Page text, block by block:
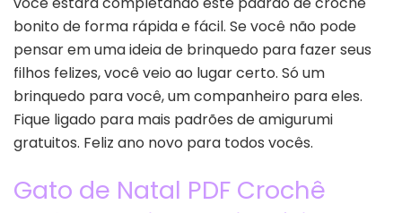
bonito de forma rápida e fácil. Se você não pode
pensar em uma ideia de brinquedo para fazer seus
filhos felizes, você veio ao lugar certo. Só um
brinquedo para você, um companheiro para eles.
Fique ligado para mais padrões de amigurumi
gratuitos. Feliz ano novo para todos vocês.
Gato de Natal PDF Crochê